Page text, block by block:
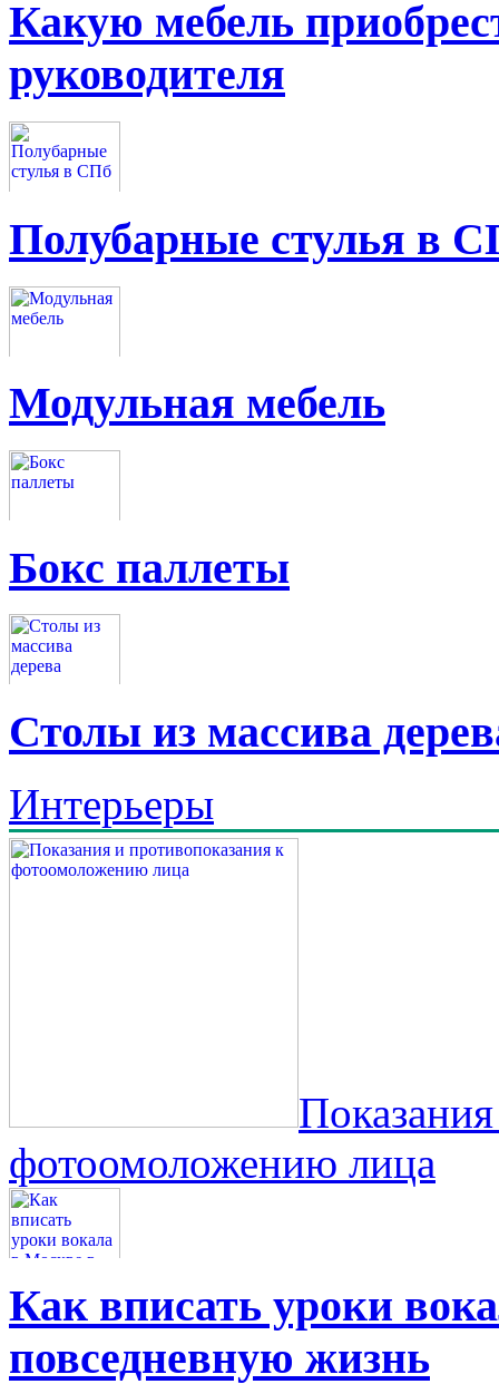
Какую мебель
руководителя
Полубарные стулья в
Модульная мебель
Бокс паллеты
Столы из массива
Интерьеры
фотоомоложению лица
Как вписать уроки
повседневную жизнь